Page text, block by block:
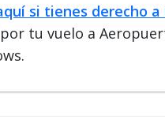
si tienes derecho a
tu vuelo a